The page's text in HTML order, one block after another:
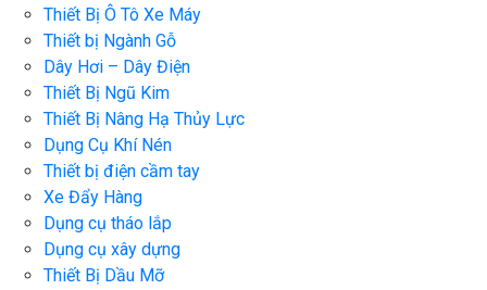
Thiết Bị Ô Tô Xe Máy
Thiết bị Ngành Gỗ
Dây Hơi – Dây Điện
Thiết Bị Ngũ Kim
Thiết Bị Nâng Hạ Thủy Lực
Dụng Cụ Khí Nén
Thiết bị điện cầm tay
Xe Đẩy Hàng
Dụng cụ tháo lắp
Dụng cụ xây dựng
Thiết Bị Dầu Mỡ